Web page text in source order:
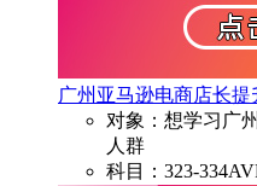
广州亚马逊电商店长提
对象：想学习广
人群
科目：323-